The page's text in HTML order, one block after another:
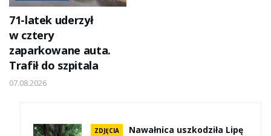
71-latek uderzył
w cztery
zaparkowane auta.
Trafił do szpitala
07.08.2026
ZDJĘCIA
Nawałnica uszkodziła Lipę